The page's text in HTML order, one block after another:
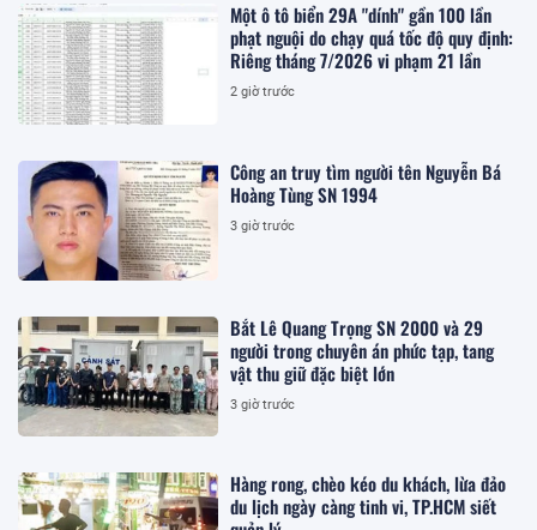
Một ô tô biển 29A "dính" gần 100 lần
phạt nguội do chạy quá tốc độ quy định:
Riêng tháng 7/2026 vi phạm 21 lần
2 giờ trước
Công an truy tìm người tên Nguyễn Bá
Hoàng Tùng SN 1994
3 giờ trước
Bắt Lê Quang Trọng SN 2000 và 29
người trong chuyên án phức tạp, tang
vật thu giữ đặc biệt lớn
3 giờ trước
Hàng rong, chèo kéo du khách, lừa đảo
du lịch ngày càng tinh vi, TP.HCM siết